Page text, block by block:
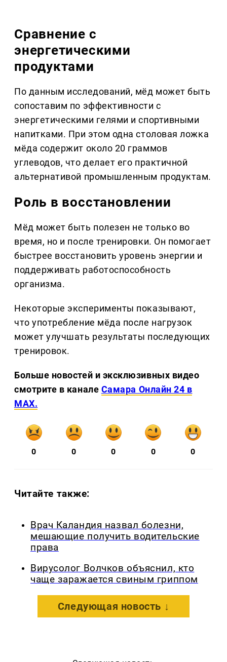
Сравнение с
энергетическими
продуктами
По данным исследований, мёд может быть
сопоставим по эффективности с
энергетическими гелями и спортивными
напитками. При этом одна столовая ложка
мёда содержит около 20 граммов
углеводов, что делает его практичной
альтернативой промышленным продуктам.
Роль в восстановлении
Мёд может быть полезен не только во
время, но и после тренировки. Он помогает
быстрее восстановить уровень энергии и
поддерживать работоспособность
организма.
Некоторые эксперименты показывают,
что употребление мёда после нагрузок
может улучшать результаты последующих
тренировок.
Больше новостей и эксклюзивных видео
смотрите в канале Самара Онлайн 24 в
MAX.
0 0 0 0 0
Читайте также:
Врач Каландия назвал болезни,
мешающие получить водительские
права
Вирусолог Волчков объяснил, кто
чаще заражается свиным гриппом
Следующая новость ↓